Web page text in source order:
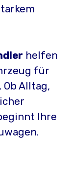
helfen
für
Alltag,
Ihre